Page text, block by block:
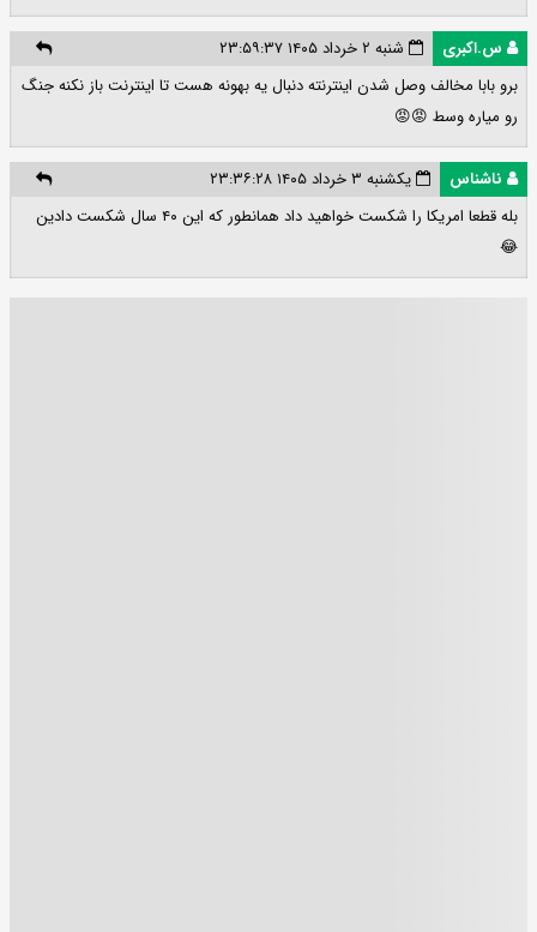
س.اکبری
شنبه ۲ خرداد ۱۴۰۵ ۲۳:۵۹:۳۷
برو بابا مخالف وصل شدن اینترنته دنبال یه بهونه هست تا اینترنت باز نکنه جنگ
رو میاره وسط 😡😡
ناشناس
یکشنبه ۳ خرداد ۱۴۰۵ ۲۳:۳۶:۲۸
بله قطعا امریکا را شکست خواهید داد همانطور که این ۴۰ سال شکست دادین
😂